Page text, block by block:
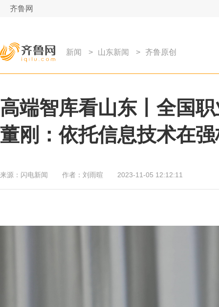
齐鲁网
新闻 > 山东新闻 > 齐鲁原创
高端智库看山东丨全国
董刚：依托信息技术在
来源： 闪电新闻 作者： 刘雨暄 2023-11-05 12:12:11